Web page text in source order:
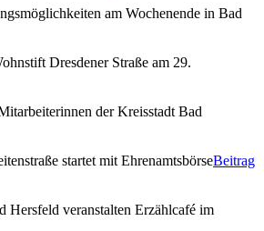
am Wochenende in Bad
Dresdener Straße am 29.
der Kreisstadt Bad
startet mit EhrenamtsbörseBeitrag
Hersfeld veranstalten Erzählcafé im